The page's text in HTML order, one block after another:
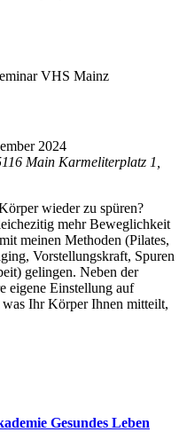
2024
Main Karmeliterplatz 1,
wieder zu spüren?
mehr Beweglichkeit
meinen Methoden (Pilates,
Vorstellungskraft, Spuren
gelingen. Neben der
eigene Einstellung auf
Ihr Körper Ihnen mitteilt,
Gesundes Leben